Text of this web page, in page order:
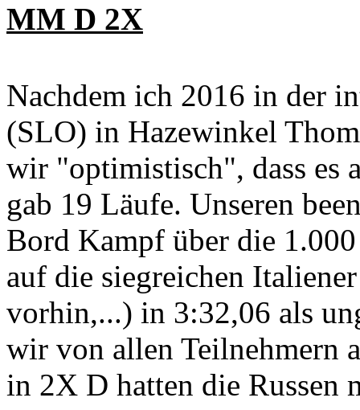
MM D 2X
Nachdem ich 2016 in der
(SLO) in Hazewinkel
wir "optimistisch", dass es
gab 19 Läufe. Unseren
Bord Kampf über die
auf die siegreichen
vorhin,...) in 3:32,06 als
wir von allen Teilnehmern
in 2X D hatten die Russen